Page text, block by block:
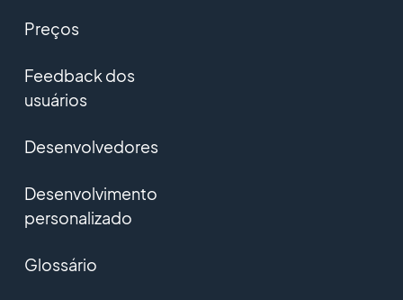
Preços
Feedback dos
usuários
Desenvolvedores
Desenvolvimento
personalizado
Glossário